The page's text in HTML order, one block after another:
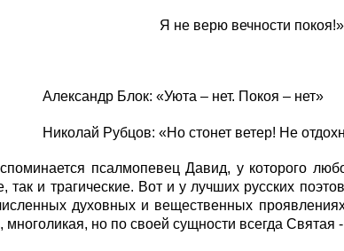
верю вечности покоя!»
Блок: «Уюта – нет. Покоя – нет»
Рубцов: «Но стонет ветер! Не
псалмопевец Давид, у которого
так и трагические. Вот и у лучших русских
духовных и вещественных
многоликая, но по своей сущности всегда Святая